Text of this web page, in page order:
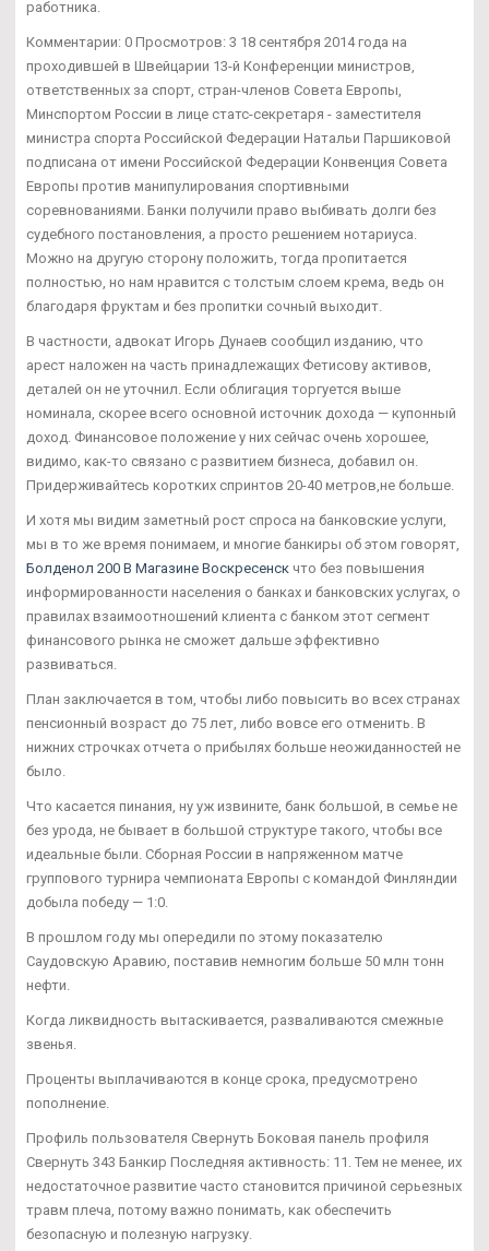
работника.
Комментарии: 0 Просмотров: 3 18 сентября 2014 года на
проходившей в Швейцарии 13-й Конференции министров,
ответственных за спорт, стран-членов Совета Европы,
Минспортом России в лице статс-секретаря - заместителя
министра спорта Российской Федерации Натальи Паршиковой
подписана от имени Российской Федерации Конвенция Совета
Европы против манипулирования спортивными
соревнованиями. Банки получили право выбивать долги без
судебного постановления, а просто решением нотариуса.
Можно на другую сторону положить, тогда пропитается
полностью, но нам нравится с толстым слоем крема, ведь он
благодаря фруктам и без пропитки сочный выходит.
В частности, адвокат Игорь Дунаев сообщил изданию, что
арест наложен на часть принадлежащих Фетисову активов,
деталей он не уточнил. Если облигация торгуется выше
номинала, скорее всего основной источник дохода — купонный
доход. Финансовое положение у них сейчас очень хорошее,
видимо, как-то связано с развитием бизнеса, добавил он.
Придерживайтесь коротких спринтов 20-40 метров,не больше.
И хотя мы видим заметный рост спроса на банковские услуги,
мы в то же время понимаем, и многие банкиры об этом говорят,
Болденол 200 В Магазине Воскресенск что без повышения
информированности населения о банках и банковских услугах, о
правилах взаимоотношений клиента с банком этот сегмент
финансового рынка не сможет дальше эффективно
развиваться.
План заключается в том, чтобы либо повысить во всех странах
пенсионный возраст до 75 лет, либо вовсе его отменить. В
нижних строчках отчета о прибылях больше неожиданностей не
было.
Что касается пинания, ну уж извините, банк большой, в семье не
без урода, не бывает в большой структуре такого, чтобы все
идеальные были. Сборная России в напряженном матче
группового турнира чемпионата Европы с командой Финляндии
добыла победу — 1:0.
В прошлом году мы опередили по этому показателю
Саудовскую Аравию, поставив немногим больше 50 млн тонн
нефти.
Когда ликвидность вытаскивается, разваливаются смежные
звенья.
Проценты выплачиваются в конце срока, предусмотрено
пополнение.
Профиль пользователя Свернуть Боковая панель профиля
Свернуть 343 Банкир Последняя активность: 11. Тем не менее, их
недостаточное развитие часто становится причиной серьезных
травм плеча, потому важно понимать, как обеспечить
безопасную и полезную нагрузку.